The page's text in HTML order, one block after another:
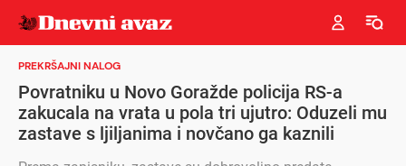
PREKRŠAJNI NALOG
Povratniku u Novo Goražde policija RS-a
zakucala na vrata u pola tri ujutro: Oduzeli mu
zastave s ljiljanima i novčano ga kaznili